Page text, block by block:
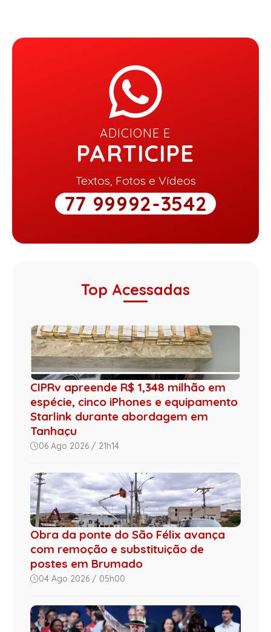
ADICIONE E
PARTICIPE
Textos, Fotos e Vídeos
77 99992-3542
Top Acessadas
CIPRv apreende R$ 1,348 milhão em
espécie, cinco iPhones e equipamento
Starlink durante abordagem em
Tanhaçu
06 Ago 2026 / 21h14
Obra da ponte do São Félix avança
com remoção e substituição de
postes em Brumado
04 Ago 2026 / 05h00